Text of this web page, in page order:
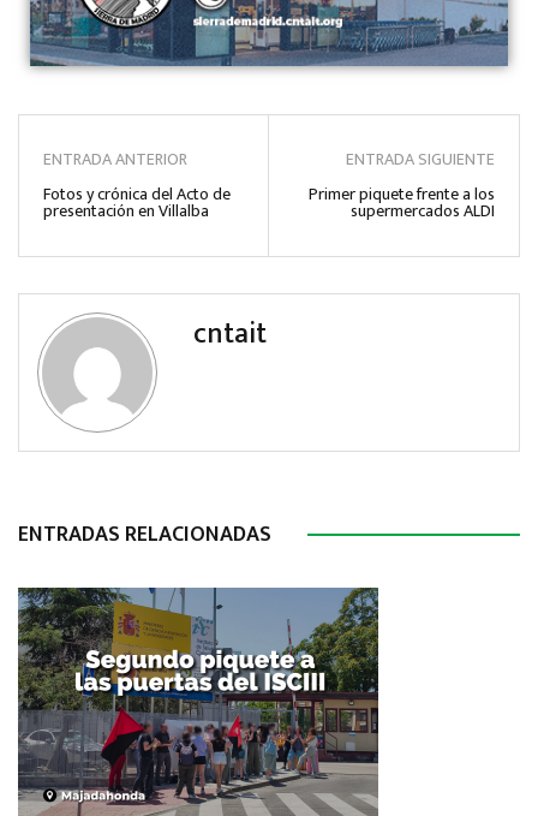
ENTRADA ANTERIOR
Fotos y crónica del Acto de
presentación en Villalba
ENTRADA SIGUIENTE
Primer piquete frente a los
supermercados ALDI
cntait
ENTRADAS RELACIONADAS